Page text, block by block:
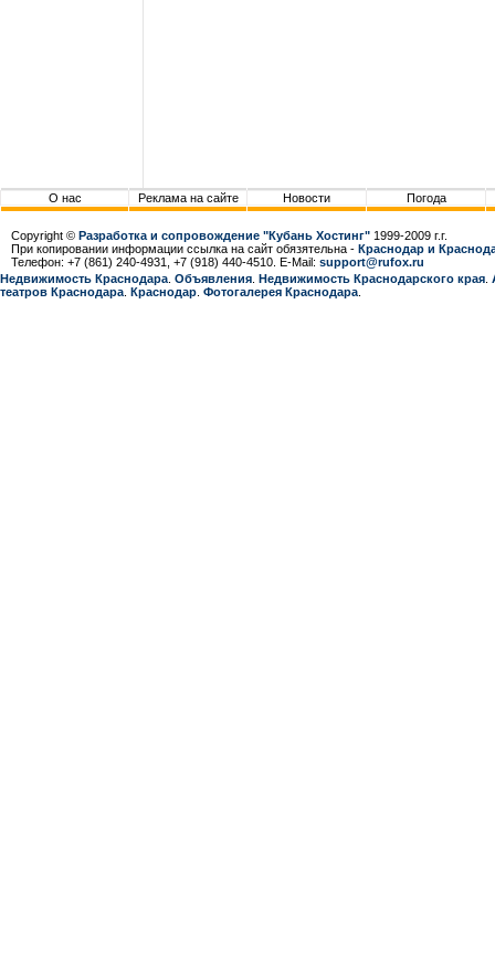
О нас Реклама на сайте Новости Погода
Copyright © Разработка и сопровождение "Кубань Хостинг" 1999-2009 г.г.
При копировании информации ссылка на сайт обязятельна - Краснодар и
Телефон: +7 (861) 240-4931, +7 (918) 440-4510. E-Mail: support@rufox.ru
Недвижимость Краснодара Объявления Недвижимость Краснодарcкого края
театров Краснодара Краснодар Фотогалерея Краснодара